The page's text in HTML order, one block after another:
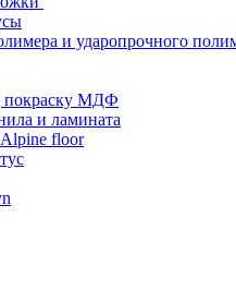
и ударопрочного
покраску МДФ
и ламината
floor